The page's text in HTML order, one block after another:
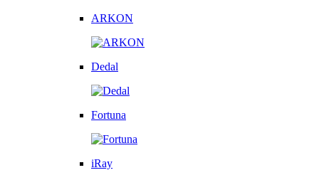
ARKON
Dedal
Fortuna
iRay